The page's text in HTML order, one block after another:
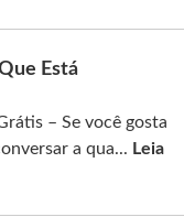
Está
– Se você gosta
a qua... Leia